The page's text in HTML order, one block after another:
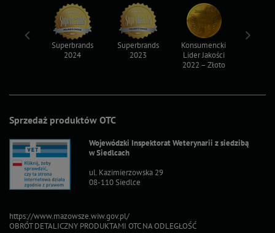
Sprzedaż produktów OTC
Wojewódzki Inspektorat Weterynarii z siedzibą
w Siedlcach
ul. Kazimierzowska 29
08-110 Siedlce
https://www.mazowsze.wiw.gov.pl/
OBRÓT DETALICZNY PRODUKTAMI OTC NA ODLEGŁOŚĆ
Superbrands
2024
Superbrands
2023
Konsumencki
Lider Jakości
2022 – Złoto